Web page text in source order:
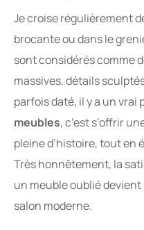
Je croise régulièrement
brocante ou dans le
sont considérés comme
massives, détails
parfois daté, il y a un vrai
meubles, c’est s’offrir
pleine d’histoire, tout en
Très honnêtement, la
un meuble oublié
salon moderne.